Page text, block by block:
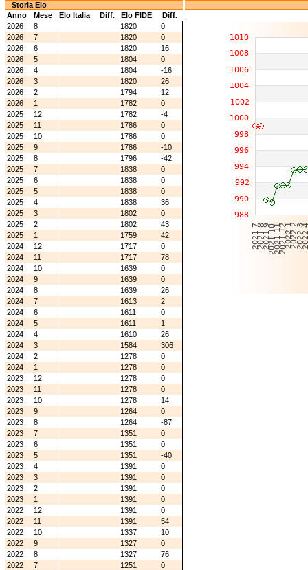
Storia Elo
Anno
Mese Elo Italia Diff. Elo FIDE
Diff.
2026
8 1820
0
2026
7 1820
0
2026
6 1820
16
2026
5 1804
0
2026
4 1804
-16
2026
3 1820
26
2026
2 1794
12
2026
1 1782
0
2025
12 1782
-4
2025
11 1786
0
2025
10 1786
0
2025
9 1786
-10
2025
8 1796
-42
2025
7 1838
0
2025
6 1838
0
2025
5 1838
0
2025
4 1838
36
2025
3 1802
0
2025
2 1802
43
2025
1 1759
42
2024
12 1717
0
2024
11 1717
78
2024
10 1639
0
2024
9 1639
0
2024
8 1639
26
2024
7 1613
2
2024
6 1611
0
2024
5 1611
1
2024
4 1610
26
2024
3 1584
306
2024
2 1278
0
2024
1 1278
0
2023
12 1278
0
2023
11 1278
0
2023
10 1278
14
2023
9 1264
0
2023
8 1264
-87
2023
7 1351
0
2023
6 1351
0
2023
5 1351
-40
2023
4 1391
0
2023
3 1391
0
2023
2 1391
0
2023
1 1391
0
2022
12 1391
0
2022
11 1391
54
2022
10 1337
10
2022
9 1327
0
2022
8 1327
76
2022
7 1251
0